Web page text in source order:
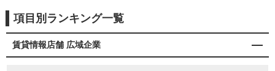
項目別ランキング一覧
賃貸情報店舗 広域企業